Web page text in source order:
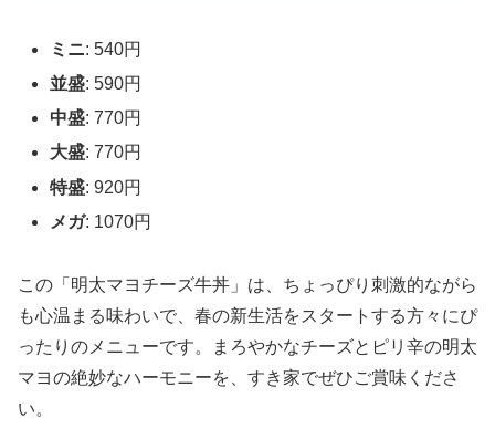
ミニ: 540円
並盛: 590円
中盛: 770円
大盛: 770円
特盛: 920円
メガ: 1070円
この「明太マヨチーズ牛丼」は、ちょっぴり刺激的ながら
も心温まる味わいで、春の新生活をスタートする方々にぴ
ったりのメニューです。まろやかなチーズとピリ辛の明太
マヨの絶妙なハーモニーを、すき家でぜひご賞味くださ
い。